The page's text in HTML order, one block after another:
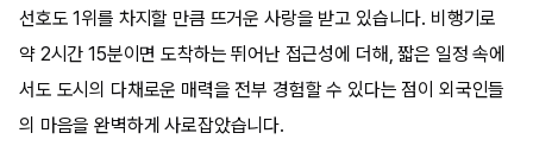
선호도 1위를 차지할 만큼 뜨거운 사랑을 받고 있습니다. 비행기로
약 2시간 15분이면 도착하는 뛰어난 접근성에 더해, 짧은 일정 속에
서도 도시의 다채로운 매력을 전부 경험할 수 있다는 점이 외국인들
의 마음을 완벽하게 사로잡았습니다.